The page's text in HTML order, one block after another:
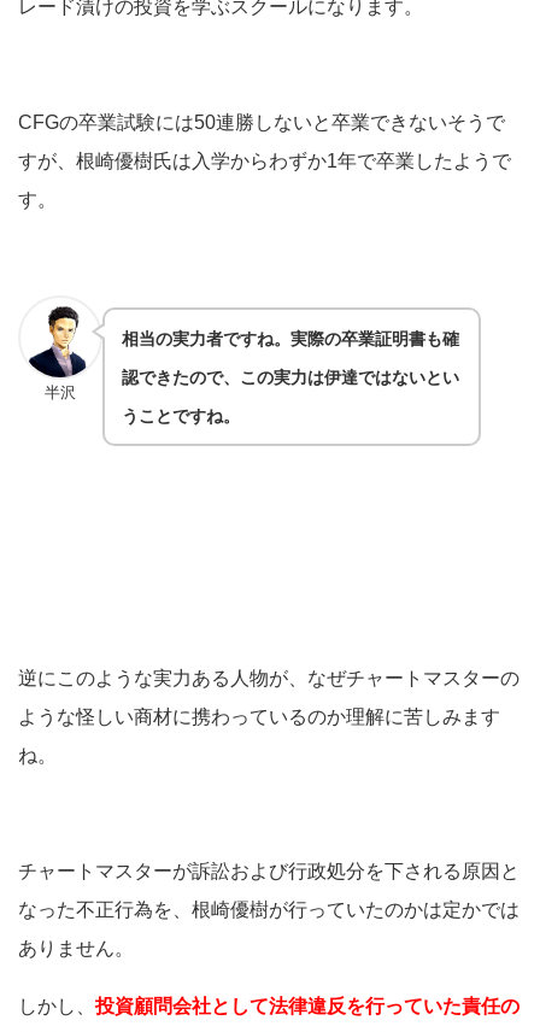
レード漬けの投資を学ぶスクールになります。
CFGの卒業試験には50連勝しないと卒業できないそうで
すが、根崎優樹氏は入学からわずか1年で卒業したようで
す。
半沢
相当の実力者ですね。実際の卒業証明書も確
認できたので、この実力は伊達ではないとい
うことですね。
逆にこのような実力ある人物が、なぜチャートマスターの
ような怪しい商材に携わっているのか理解に苦しみます
ね。
チャートマスターが訴訟および行政処分を下される原因と
なった不正行為を、根崎優樹が行っていたのかは定かでは
ありません。
しかし、投資顧問会社として法律違反を行っていた責任の